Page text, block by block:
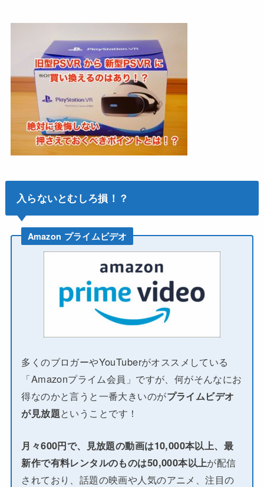
入らないとむしろ損！？
Amazon プライムビデオ
多くのブロガーやYouTuberがオススメしている
「Amazonプライム会員」ですが、何がそんなにお
得なのかと言うと一番大きいのがプライムビデオ
が見放題ということです！
月々600円で、見放題の動画は10,000本以上、最
新作で有料レンタルのものは50,000本以上が配信
されており、話題の映画や人気のアニメ、注目の